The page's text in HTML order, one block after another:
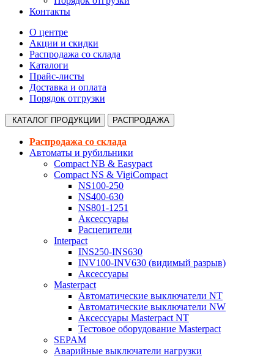
Контакты
О центре
Акции и скидки
Распродажа со склада
Каталоги
Прайс-листы
Доставка и оплата
Порядок отгрузки
КАТАЛОГ ПРОДУКЦИИ РАСПРОДАЖА
Распродажа со склада
Автоматы и рубильники
Compact NB & Easypact
Compact NS & VigiCompact
NS100-250
NS400-630
NS801-1251
Аксессуары
Расцепители
Interpact
INS250-INS630
INV100-INV630 (видимый разрыв)
Аксессуары
Masterpact
Автоматические выключатели NT
Автоматические выключатели NW
Аксессуары Masterpact NT
Тестовое оборудование Masterpact
SEPAM
Аварийные выключатели нагрузки